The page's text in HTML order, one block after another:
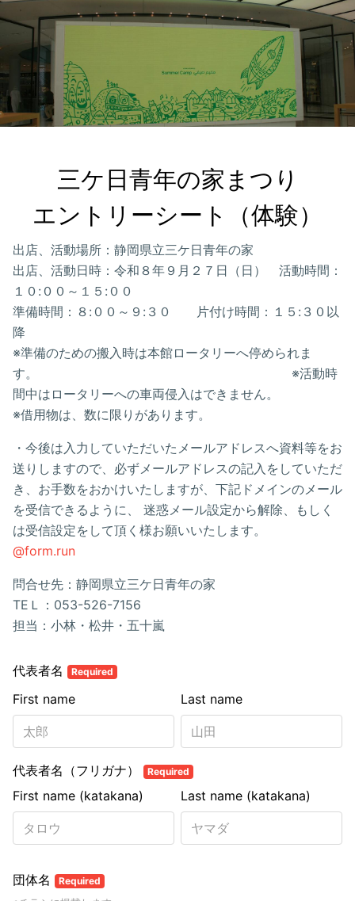
三ケ日青年の家まつり
エントリーシート（体験）
出店、活動場所：静岡県立三ケ日青年の家
出店、活動日時：令和８年９月２７日（日） 活動時間：
１０:００～１５:００
準備時間：８:００～９:３０ 片付け時間：１５:３０以
降
※準備のための搬入時は本館ロータリーへ停められま
す。 ※活動時
間中はロータリーへの車両侵入はできません。
※借用物は、数に限りがあります。
・今後は入力していただいたメールアドレスへ資料等をお
送りしますので、必ずメールアドレスの記入をしていただ
き、お手数をおかけいたしますが、下記ドメインのメール
を受信できるように、 迷惑メール設定から解除、もしく
は受信設定をして頂く様お願いいたします。
@form.run
問合せ先：静岡県立三ケ日青年の家
TEＬ：053-526-7156
担当：小林・松井・五十嵐
代表者名 Required
Last name
First name
代表者名（フリガナ） Required
Last name (katakana)
First name (katakana)
団体名 Required